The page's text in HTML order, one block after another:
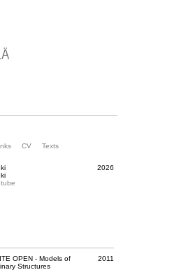
CV Texts
2026
2011
OPEN - Models of
Structures